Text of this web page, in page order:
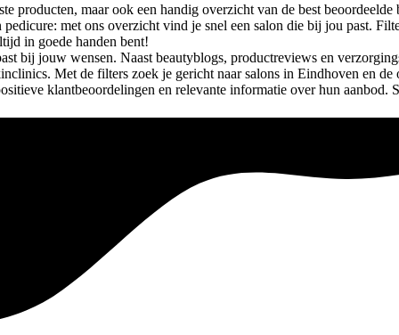
producten, maar ook een handig overzicht van de best
met ons overzicht vind je snel een salon die bij jou past.
in goede handen bent!
bij jouw wensen. Naast beautyblogs, productreviews en
Met de filters zoek je gericht naar salons in Eindhoven en
klantbeoordelingen en relevante informatie over hun